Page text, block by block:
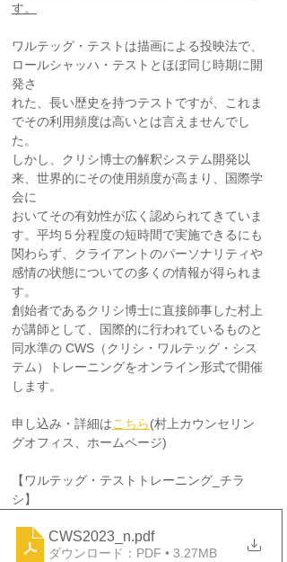
す。
ワルテッグ・テストは描画による投映法で、
ロールシャッハ・テストとほぼ同じ時期に開
発さ
れた、長い歴史を持つテストですが、これま
でその利用頻度は高いとは言えませんでし
た。
しかし、クリシ博士の解釈システム開発以
来、世界的にその使用頻度が高まり、国際学
会に
おいてその有効性が広く認められてきていま
す。平均５分程度の短時間で実施できるにも
関わらず、クライアントのパーソナリティや
感情の状態についての多くの情報が得られま
す。
創始者であるクリシ博士に直接師事した村上
が講師として、国際的に行われているものと
同水準の CWS（クリシ・ワルテッグ・シス
テム）トレーニングをオンライン形式で開催
します。
申し込み・詳細はこちら(村上カウンセリン
グオフィス、ホームページ)
【ワルテッグ・テストトレーニング_チラ
シ】
CWS2023_n.pdf
ダウンロード：PDF • 3.27MB